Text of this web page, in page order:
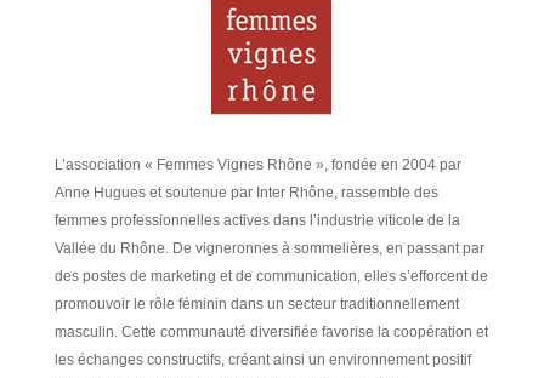
L’association « Femmes Vignes Rhône », fondée en 2004 par
Anne Hugues et soutenue par Inter Rhône, rassemble des
femmes professionnelles actives dans l’industrie viticole de la
Vallée du Rhône. De vigneronnes à sommelières, en passant par
des postes de marketing et de communication, elles s’efforcent de
promouvoir le rôle féminin dans un secteur traditionnellement
masculin. Cette communauté diversifiée favorise la coopération et
les échanges constructifs, créant ainsi un environnement positif